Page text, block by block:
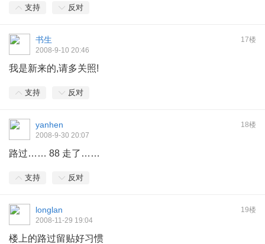
支持 反对
17楼
书生
2008-9-10 20:46
我是新来的,请多关照!
支持 反对
18楼
yanhen
2008-9-30 20:07
路过…… 88 走了……
支持 反对
19楼
longlan
2008-11-29 19:04
楼上的路过留贴好习惯